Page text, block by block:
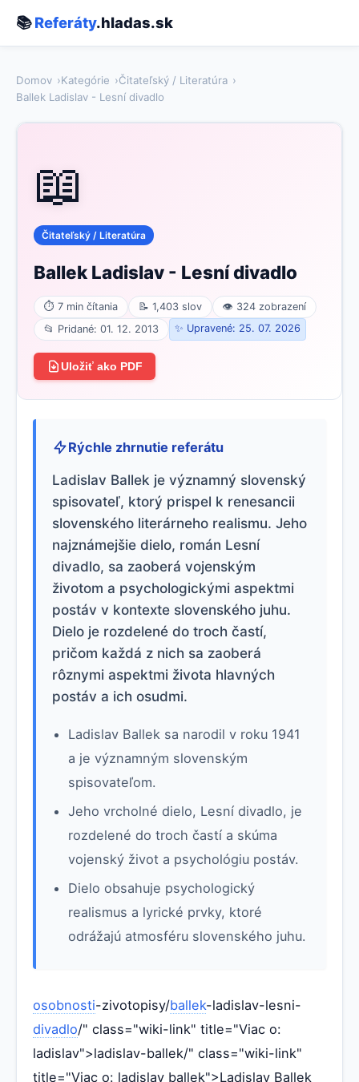
📚Referáty.hladas.sk
Domov Kategórie
Čitateľský / Literatúra
Ballek Ladislav - Lesní divadlo
📖
Čitateľský / Literatúra
Ballek Ladislav - Lesní divadlo
⏱ 7 min čítania 📝 1,403 slov
👁 324 zobrazení
📂 Pridané: 01. 12. 2013
✨ Upravené: 25. 07. 2026
Uložiť ako PDF
Rýchle zhrnutie referátu
Ladislav Ballek je významný slovenský
spisovateľ, ktorý prispel k renesancii
slovenského literárneho realismu. Jeho
najznámejšie dielo, román Lesní
divadlo, sa zaoberá vojenským
životom a psychologickými aspektmi
postáv v kontexte slovenského juhu.
Dielo je rozdelené do troch častí,
pričom každá z nich sa zaoberá
rôznymi aspektmi života hlavných
postáv a ich osudmi.
Ladislav Ballek sa narodil v roku 1941
a je významným slovenským
spisovateľom.
Jeho vrcholné dielo, Lesní divadlo, je
rozdelené do troch častí a skúma
vojenský život a psychológiu postáv.
Dielo obsahuje psychologický
realismus a lyrické prvky, ktoré
odrážajú atmosféru slovenského juhu.
osobnosti-zivotopisy/ballek-ladislav-lesni-
divadlo/" class="wiki-link" title="Viac o:
ladislav">ladislav-ballek/" class="wiki-link"
title="Viac o: ladislav ballek">Ladislav Ballek